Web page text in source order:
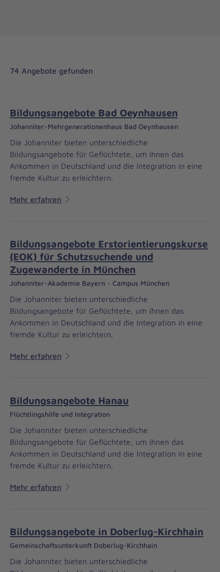
74 Angebote gefunden
Bildungsangebote Bad Oeynhausen
Johanniter-Mehrgenerationenhaus Bad Oeynhausen
Die Johanniter bieten unterschiedliche
Bildungsangebote für Geflüchtete, um ihnen das
Ankommen in Deutschland und die Integration in eine
fremde Kultur zu erleichtern.
Mehr erfahren
Bildungsangebote Erstorientierungskurse
(EOK) für Schutzsuchende und
Zugewanderte in München
Johanniter-Akademie Bayern - Campus München
Die Johanniter bieten unterschiedliche
Bildungsangebote für Geflüchtete, um ihnen das
Ankommen in Deutschland und die Integration in eine
fremde Kultur zu erleichtern.
Mehr erfahren
Bildungsangebote Hanau
Flüchtlingshilfe und Integration
Die Johanniter bieten unterschiedliche
Bildungsangebote für Geflüchtete, um ihnen das
Ankommen in Deutschland und die Integration in eine
fremde Kultur zu erleichtern.
Mehr erfahren
Bildungsangebote in Doberlug-Kirchhain
Gemeinschaftsunterkunft Doberlug-Kirchhain
Die Johanniter bieten unterschiedliche